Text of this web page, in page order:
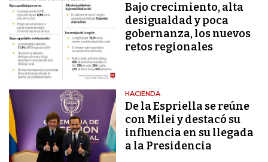
Bajo crecimiento, alta
desigualdad y poca
gobernanza, los nuevos
retos regionales
HACIENDA
De la Espriella se reúne
con Milei y destacó su
influencia en su llegada
a la Presidencia